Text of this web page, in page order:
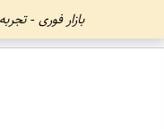
بازار فوری -